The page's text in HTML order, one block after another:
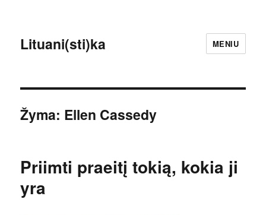
Lituani(sti)ka MENIU
Žyma: Ellen Cassedy
Priimti praeitį tokią, kokia ji
yra